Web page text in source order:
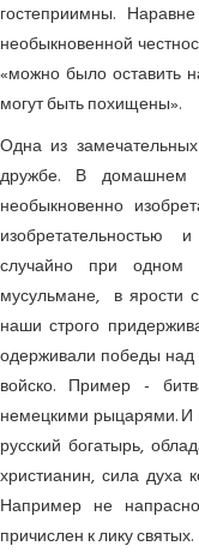
гостеприимны.
необыкновенной
«можно было оставить
могут быть похищены».
Одна из
дружбе. В
необыкновенно
изобретательностью
случайно при одном
мусульмане, в ярости
наши строго
одерживали победы
войско. Пример -
немецкими рыцарями. И
русский богатырь,
христианин, сила
Например не
причислен к лику святых.